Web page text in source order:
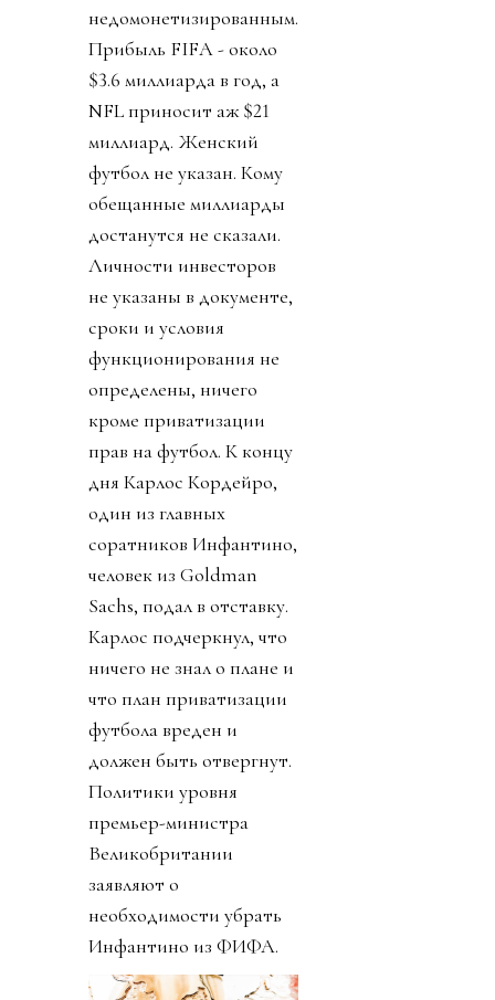
недомонетизированным.
Прибыль FIFA - около
$3.6 миллиарда в год, а
NFL приносит аж $21
миллиард. Женский
футбол не указан. Кому
обещанные миллиарды
достанутся не сказали.
Личности инвесторов
не указаны в документе,
сроки и условия
функционирования не
определены, ничего
кроме приватизации
прав на футбол. К концу
дня Карлос Кордейро,
один из главных
соратников Инфантино,
человек из Goldman
Sachs, подал в отставку.
Карлос подчеркнул, что
ничего не знал о плане и
что план приватизации
футбола вреден и
должен быть отвергнут.
Политики уровня
премьер-министра
Великобритании
заявляют о
необходимости убрать
Инфантино из ФИФА.